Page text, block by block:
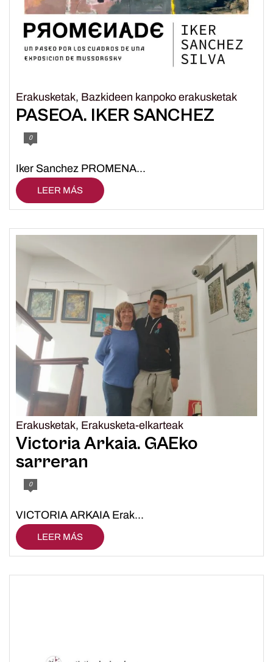
Erakusketak, Bazkideen kanpoko erakusketak
PASEOA. IKER SANCHEZ
0
Iker Sanchez PROMENA...
LEER MÁS
Erakusketak, Erakusketa-elkarteak
Victoria Arkaia. GAEko
sarreran
0
VICTORIA ARKAIA Erak...
LEER MÁS